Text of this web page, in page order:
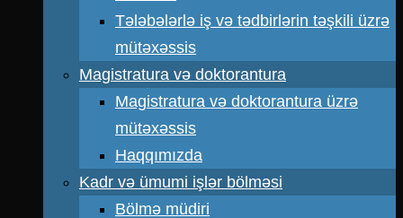
Tələbələrlə iş və tədbirlərin təşkili üzrə
mütəxəssis
Magistratura və doktorantura
Magistratura və doktorantura üzrə
mütəxəssis
Haqqımızda
Kadr və ümumi işlər bölməsi
Bölmə müdiri